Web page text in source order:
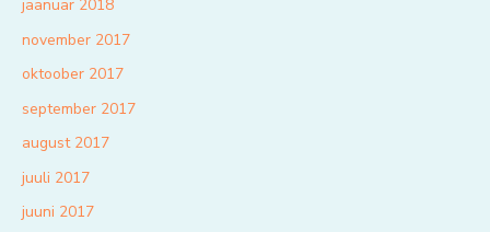
jaanuar 2018
november 2017
oktoober 2017
september 2017
august 2017
juuli 2017
juuni 2017